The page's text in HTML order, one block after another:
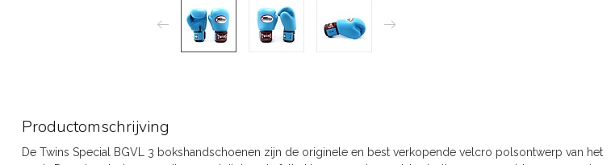
Productomschrijving
De Twins Special BGVL 3 bokshandschoenen zijn de originele en best verkopende velcro polsontwerp van het